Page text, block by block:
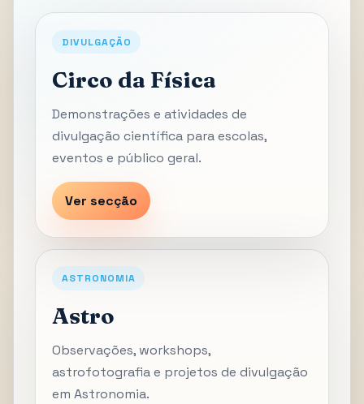
DIVULGAÇÃO
Circo da Física
Demonstrações e atividades de
divulgação científica para escolas,
eventos e público geral.
Ver secção
ASTRONOMIA
Astro
Observações, workshops,
astrofotografia e projetos de divulgação
em Astronomia.